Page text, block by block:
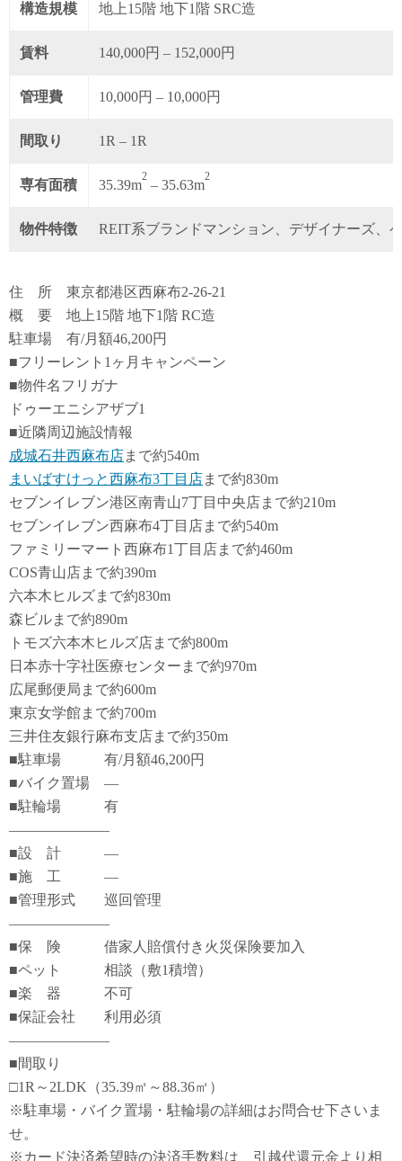
構造規模 地上15階 地下1階 SRC造
賃料 140,000円 – 152,000円
管理費 10,000円 – 10,000円
間取り 1R – 1R
専有面積 35.39m
2
– 35.63m
2
物件特徴 REIT系ブランドマンション、デザイナーズ、
住 所 東京都港区西麻布2-26-21
概 要 地上15階 地下1階 RC造
駐車場 有/月額46,200円
■フリーレント1ヶ月キャンペーン
■物件名フリガナ
ドゥーエニシアザブ1
■近隣周辺施設情報
成城石井西麻布店まで約540m
まいばすけっと西麻布3丁目店まで約830m
セブンイレブン港区南青山7丁目中央店まで約210m
セブンイレブン西麻布4丁目店まで約540m
ファミリーマート西麻布1丁目店まで約460m
COS青山店まで約390m
六本木ヒルズまで約830m
森ビルまで約890m
トモズ六本木ヒルズ店まで約800m
日本赤十字社医療センターまで約970m
広尾郵便局まで約600m
東京女学館まで約700m
三井住友銀行麻布支店まで約350m
■駐車場 有/月額46,200円
■バイク置場 ―
■駐輪場 有
―――――――
■設 計 ―
■施 工 ―
■管理形式 巡回管理
―――――――
■保 険 借家人賠償付き火災保険要加入
■ペット 相談（敷1積増）
■楽 器 不可
■保証会社 利用必須
―――――――
■間取り
□1R～2LDK（35.39㎡～88.36㎡）
※駐車場・バイク置場・駐輪場の詳細はお問合せ下さいま
せ。
※カード決済希望時の決済手数料は、引越代還元金より相